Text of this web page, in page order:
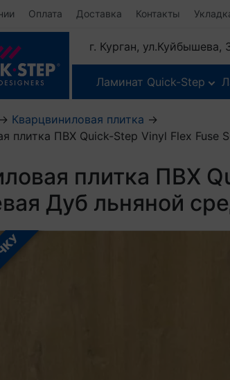
Оплата Доставка Контакты
г. Курган, ул.Куйбышева,
Ламинат Quick-Step
→ Кварцвиниловая плитка →
плитка ПВХ Quick-Step Vinyl Flex Fuse
плитка ПВХ
Дуб льняной